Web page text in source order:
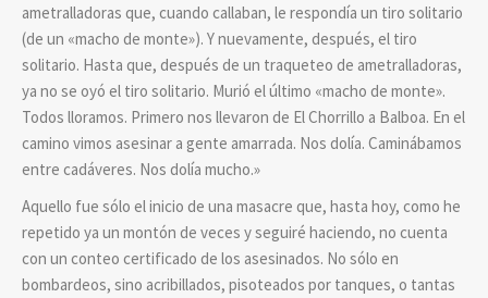
ametralladoras que, cuando callaban, le respondía un tiro solitario
(de un «macho de monte»). Y nuevamente, después, el tiro
solitario. Hasta que, después de un traqueteo de ametralladoras,
ya no se oyó el tiro solitario. Murió el último «macho de monte».
Todos lloramos. Primero nos llevaron de El Chorrillo a Balboa. En el
camino vimos asesinar a gente amarrada. Nos dolía. Caminábamos
entre cadáveres. Nos dolía mucho.»
Aquello fue sólo el inicio de una masacre que, hasta hoy, como he
repetido ya un montón de veces y seguiré haciendo, no cuenta
con un conteo certificado de los asesinados. No sólo en
bombardeos, sino acribillados, pisoteados por tanques, o tantas